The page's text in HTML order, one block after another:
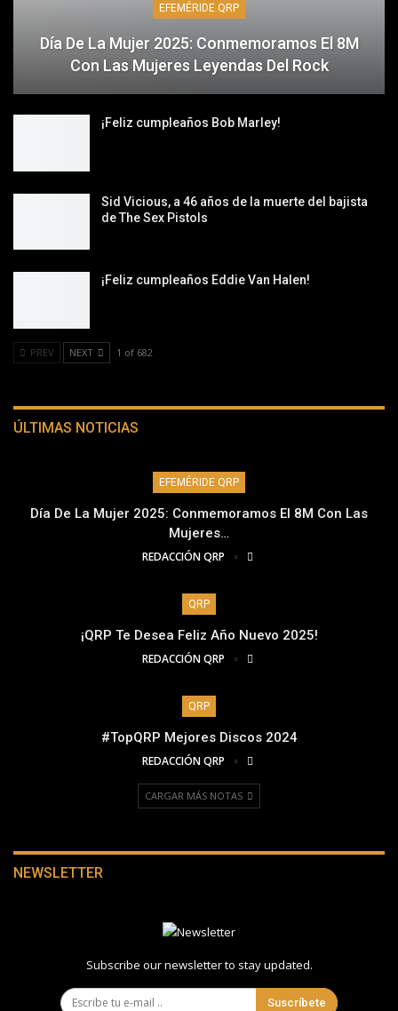
EFEMÉRIDE QRP
Día De La Mujer 2025: Conmemoramos El 8M
Con Las Mujeres Leyendas Del Rock
¡Feliz cumpleaños Bob Marley!
Sid Vicious, a 46 años de la muerte del bajista
de The Sex Pistols
¡Feliz cumpleaños Eddie Van Halen!
PREV NEXT 1 of 682
ÚLTIMAS NOTICIAS
EFEMÉRIDE QRP
Día De La Mujer 2025: Conmemoramos El 8M Con Las
Mujeres…
REDACCIÓN QRP
QRP
¡QRP Te Desea Feliz Año Nuevo 2025!
REDACCIÓN QRP
QRP
#TopQRP Mejores Discos 2024
REDACCIÓN QRP
CARGAR MÁS NOTAS
NEWSLETTER
Subscribe our newsletter to stay updated.
Suscríbete